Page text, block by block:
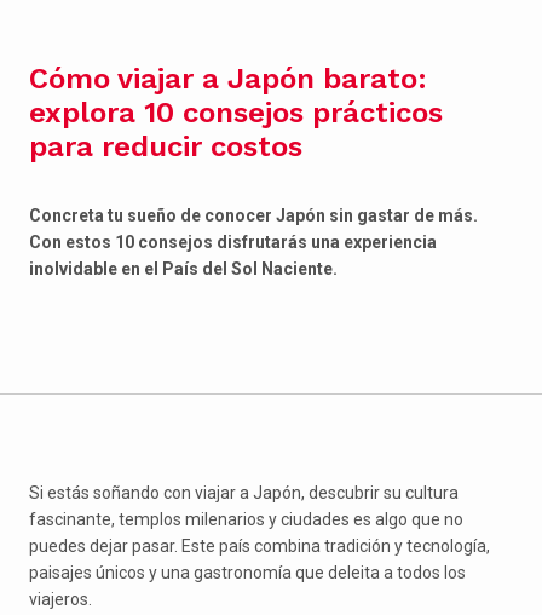
Cómo viajar a Japón barato:
explora 10 consejos prácticos
para reducir costos
Concreta tu sueño de conocer Japón sin gastar de más.
Con estos 10 consejos disfrutarás una experiencia
inolvidable en el País del Sol Naciente.
Si estás soñando con viajar a Japón, descubrir su cultura
fascinante, templos milenarios y ciudades es algo que no
puedes dejar pasar. Este país combina tradición y tecnología,
paisajes únicos y una gastronomía que deleita a todos los
viajeros.